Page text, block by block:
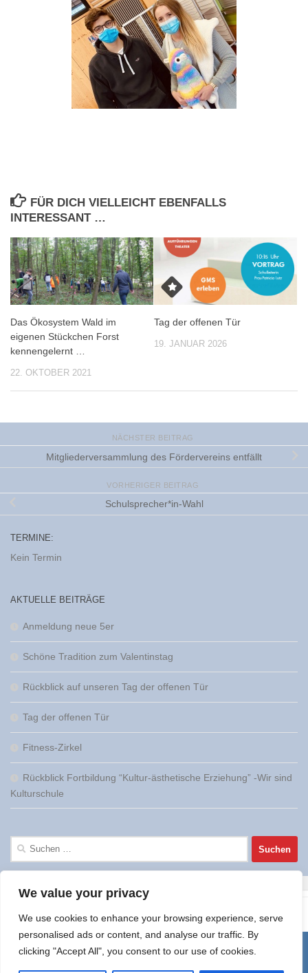
We value your privacy
We use cookies to enhance your browsing experience, serve
personalised ads or content, and analyse our traffic. By
clicking "Accept All", you consent to our use of cookies.
FÜR DICH VIELLEICHT EBENFALLS
INTERESSANT …
Das Ökosystem Wald im
eigenen Stückchen Forst
kennengelernt …
22. OKTOBER 2021
Tag der offenen Tür
19. JANUAR 2026
NÄCHSTER BEITRAG
Mitgliederversammlung des Fördervereins entfällt
VORHERIGER BEITRAG
Schulsprecher*in-Wahl
TERMINE:
Kein Termin
AKTUELLE BEITRÄGE
Anmeldung neue 5er
Schöne Tradition zum Valentinstag
Rückblick auf unseren Tag der offenen Tür
Tag der offenen Tür
Fitness-Zirkel
Rückblick Fortbildung “Kultur-ästhetische Erziehung” -Wir sind
Kulturschule
Suchen
nach: